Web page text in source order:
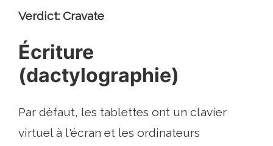
Verdict: Cravate
Écriture
(dactylographie)
Par défaut, les tablettes ont un clavier
virtuel à l'écran et les ordinateurs